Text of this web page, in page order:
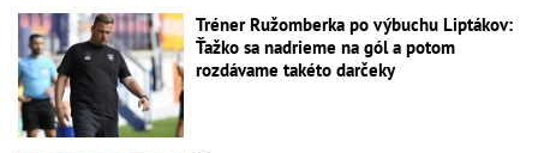
Tréner Ružomberka po výbuchu Liptákov:
Ťažko sa nadrieme na gól a potom
rozdávame takéto darčeky